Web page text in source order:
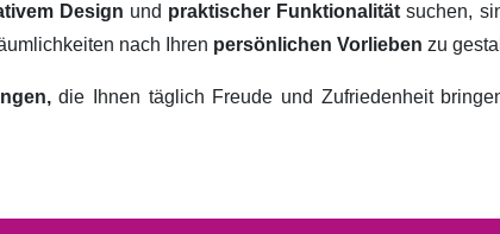
Design und praktischer Funktionalitätsuchen,
nach Ihren persönlichen Vorlieben zu
die Ihnen täglich Freude und Zufriedenheit